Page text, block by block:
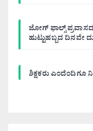
ಜೋಗ್ ಫಾಲ್ಸ್
ಹುಟ್ಟುಹಬ್ಬದ ದಿನವೇ
ಶಿಕ್ಷಕರು ಎಂದೆಂದಿಗೂ